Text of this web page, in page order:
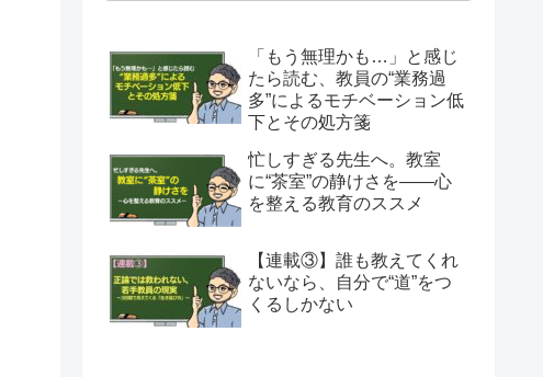
「もう無理かも…」と感じ
たら読む、教員の“業務過
多”によるモチベーション低
下とその処方箋
忙しすぎる先生へ。教室
に“茶室”の静けさを――心
を整える教育のススメ
【連載③】誰も教えてくれ
ないなら、自分で“道”をつ
くるしかない